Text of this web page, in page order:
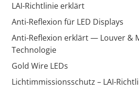
LAI-Richtlinie erklärt
Anti-Reflexion für LED Displays
Anti-Reflexion erklärt — Louver &
Technologie
Gold Wire LEDs
Lichtimmissionsschutz – LAI-